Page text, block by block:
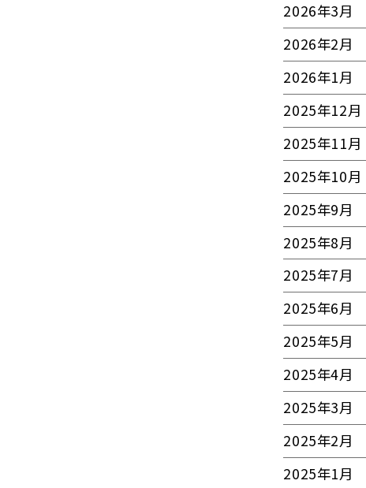
2026年3月
2026年2月
2026年1月
2025年12月
2025年11月
2025年10月
2025年9月
2025年8月
2025年7月
2025年6月
2025年5月
2025年4月
2025年3月
2025年2月
2025年1月